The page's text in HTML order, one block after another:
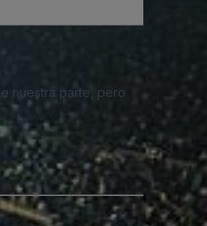
nuestra parte, pero